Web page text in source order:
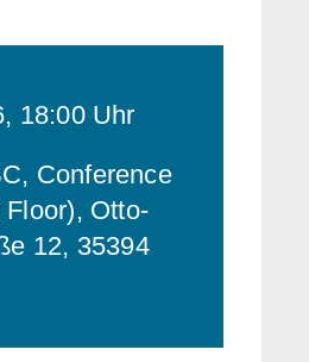
18:00 Uhr
Conference
Otto-
12, 35394